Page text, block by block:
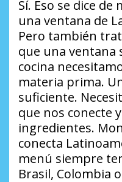
Sí. Eso se dice de
una ventana de
Pero también
que una ventana
cocina
materia prima.
suficiente.
que nos conecte
ingredientes.
conecta
menú siempre
Brasil, Colombia